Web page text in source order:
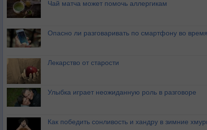
Чай матча может помочь аллергикам
Опасно ли разговаривать по смартфону во
Лекарство от старости
Улыбка играет неожиданную роль в разговоре
Как победить сонливость и хандру в зимние